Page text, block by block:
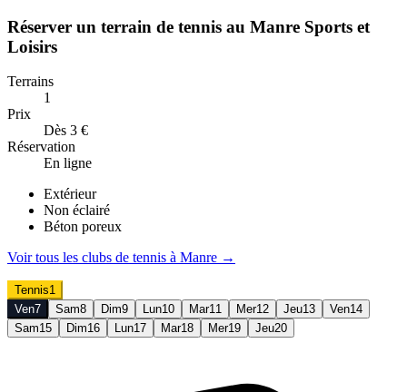
Réserver un terrain de tennis au Manre Sports et
Loisirs
Terrains
1
Prix
Dès 3 €
Réservation
En ligne
Extérieur
Non éclairé
Béton poreux
Voir tous les clubs de tennis à Manre →
Tennis1
Ven7 Sam8 Dim9 Lun10 Mar11 Mer12 Jeu13 Ven14
Sam15 Dim16 Lun17 Mar18 Mer19 Jeu20